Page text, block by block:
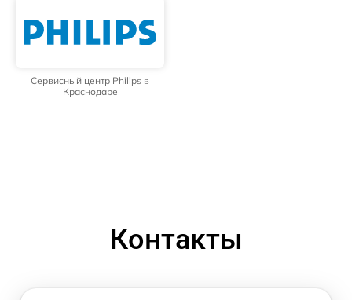
Сервисный центр Philips в
Краснодаре
Контакты